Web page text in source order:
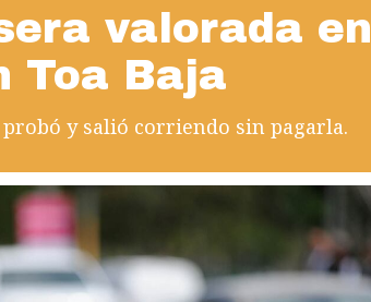
valorada en
Toa Baja
y salió corriendo sin pagarla.